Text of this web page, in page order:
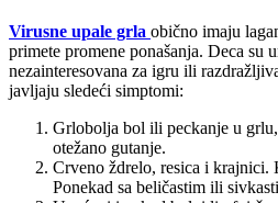
Virusne upale grla obično imaju
primete promene ponašanja. Deca su
nezainteresovana za igru ili
javljaju sledeći simptomi:
Grlobolja bol ili peckanje u
otežano gutanje.
Crveno ždrelo, resica i krajnici.
Ponekad sa beličastim ili